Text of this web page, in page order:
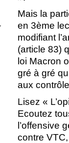
Mais la
en 3ème
modifiant
(article 83)
loi Macron
gré à gré
aux
Lisez «
Ecoutez
l’offensive
contre